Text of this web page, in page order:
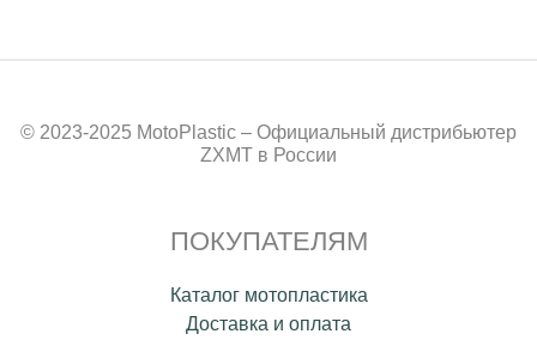
© 2023-2025 MotoPlastic – Официальный дистрибьютер
ZXMT в России
ПОКУПАТЕЛЯМ
Каталог мотопластика
Доставка и оплата